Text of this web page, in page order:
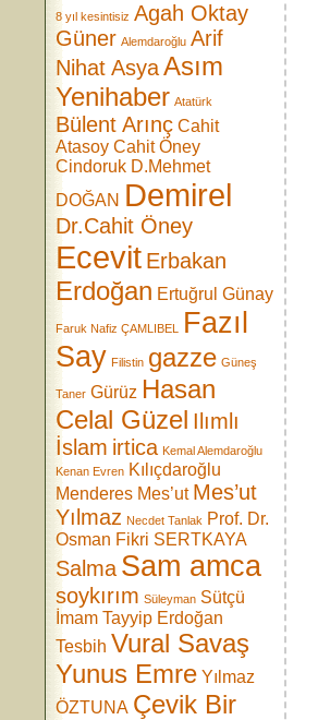
8 yıl kesintisiz Agah Oktay
Güner Alemdaroğlu Arif
Nihat AsyaAsım
Yenihaber Atatürk
Bülent Arınç Cahit
Atasoy Cahit Öney
Cindoruk D.Mehmet
DOĞAN Demirel
Dr.Cahit Öney
Ecevit Erbakan
Erdoğan Ertuğrul Günay
Faruk Nafiz ÇAMLIBEL
Fazıl
Say Filistin gazze Güneş
Taner Gürüz Hasan
Celal Güzel Ilımlı
İslam irtica Kemal Alemdaroğlu
Kenan Evren Kılıçdaroğlu
Menderes Mes’ut Mes’ut
Yılmaz Necdet Tanlak Prof. Dr.
Osman Fikri SERTKAYA
Salma Sam amca
soykırım Süleyman Sütçü
İmam Tayyip Erdoğan
Tesbih Vural Savaş
Yunus Emre Yılmaz
ÖZTUNA Çevik Bir